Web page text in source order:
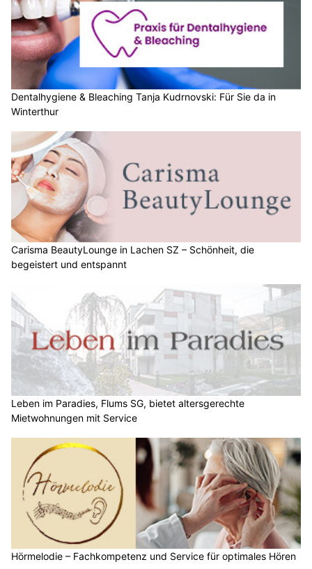
Dentalhygiene & Bleaching Tanja Kudrnovski: Für Sie da in
Winterthur
Carisma BeautyLounge in Lachen SZ – Schönheit, die
begeistert und entspannt
Leben im Paradies, Flums SG, bietet altersgerechte
Mietwohnungen mit Service
Hörmelodie – Fachkompetenz und Service für optimales Hören